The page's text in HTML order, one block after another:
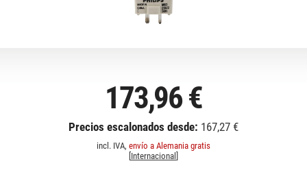
173,96 €
Precios escalonados desde: 167,27 €
incl. IVA, envío a Alemania gratis
Internacional